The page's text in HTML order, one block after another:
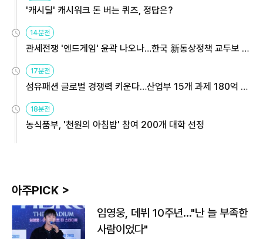
'캐시딜' 캐시워크 돈 버는 퀴즈, 정답은?
14분전
관세전쟁 '엔드게임' 윤곽 나오나…한국 新통상정책 교두보 활
용해야
17분전
섬유패션 글로벌 경쟁력 키운다…산업부 15개 과제 180억 지
원
18분전
농식품부, '천원의 아침밥' 참여 200개 대학 선정
아주PICK >
임영웅, 데뷔 10주년…"난 늘 부족한
사람이었다"